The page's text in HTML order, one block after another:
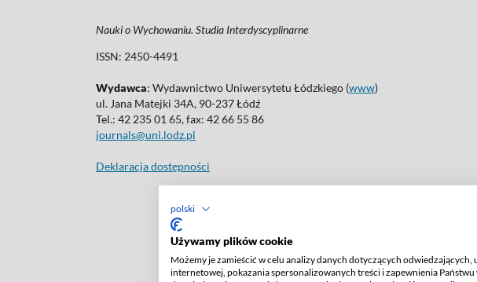
polski
Używamy plików cookie
Możemy je zamieścić w celu analizy danych dotyczących odwiedzających,
internetowej, pokazania spersonalizowanych treści i zapewnienia Państwu
Nauki o Wychowaniu. Studia Interdyscyplinarne
ISSN: 2450-4491
Wydawca: Wydawnictwo Uniwersytetu Łódzkiego (www)
ul. Jana Matejki 34A, 90-237 Łódź
Tel.: 42 235 01 65, fax: 42 66 55 86
journals@uni.lodz.pl
Deklaracja dostępności